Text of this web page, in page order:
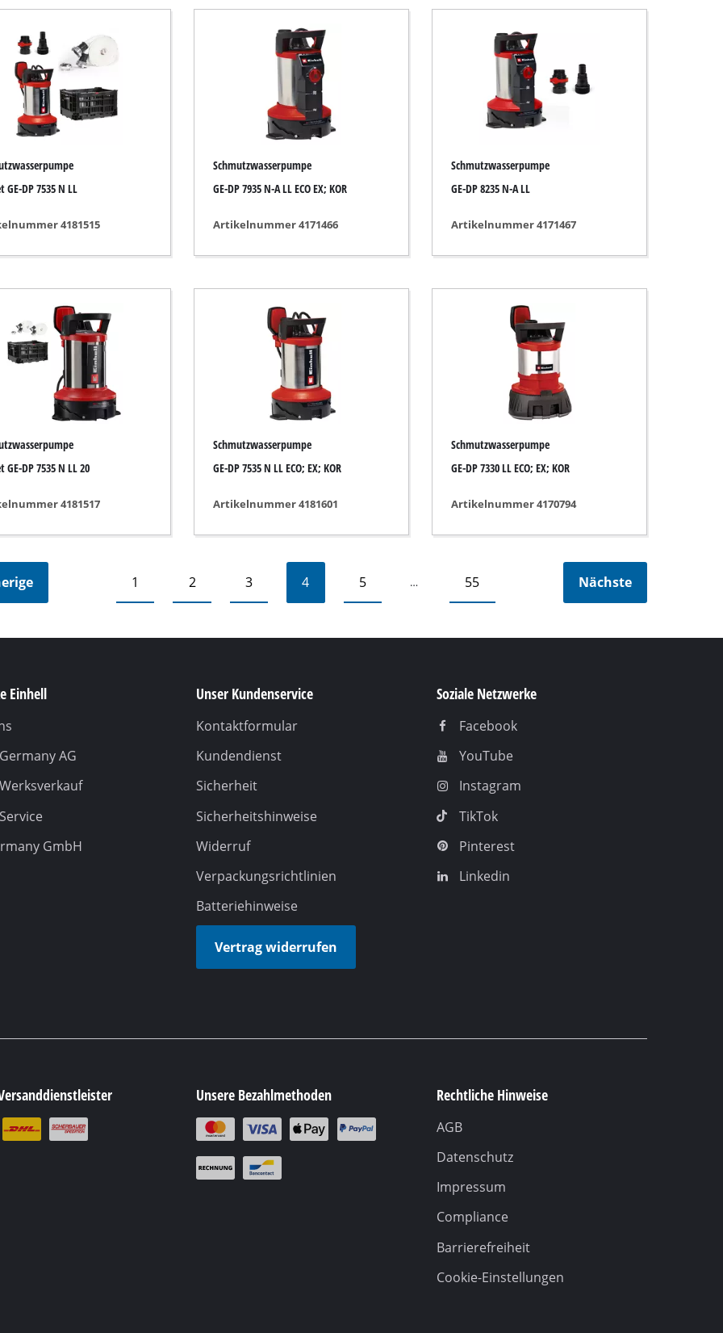
Kehrmaschinen
GE-DP 7535 N LL
4181515
Schmutzwasserpumpe
GE-DP 7935 N-A LL ECO EX; KOR
Artikelnummer 4171466
Schmutzwasserpumpe
GE-DP 8235 N-A LL
Artikelnummer 4171467
GE-DP 7535 N LL 20
4181517
Schmutzwasserpumpe
GE-DP 7535 N LL ECO; EX; KOR
Artikelnummer 4181601
Schmutzwasserpumpe
GE-DP 7330 LL ECO; EX; KOR
Artikelnummer 4170794
1 2 3 4 5 … 55 Nächste
Einhell
AG
GmbH
Unser Kundenservice
Kontaktformular
Kundendienst
Sicherheit
Sicherheitshinweise
Widerruf
Verpackungsrichtlinien
Batteriehinweise
Vertrag widerrufen
Soziale Netzwerke
Facebook
YouTube
Instagram
TikTok
Pinterest
Linkedin
Unsere Bezahlmethoden Rechtliche Hinweise
AGB
Datenschutz
Impressum
Compliance
Barrierefreiheit
Cookie-Einstellungen